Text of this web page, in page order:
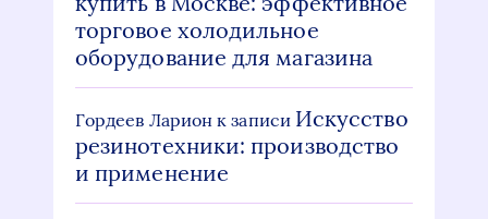
торговое холодильное
оборудование для магазина
Гордеев Ларион к записи Искусство
резинотехники: производство
и применение